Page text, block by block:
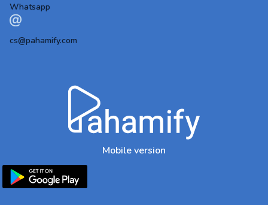
Whatsapp
cs@pahamify.com
Mobile version